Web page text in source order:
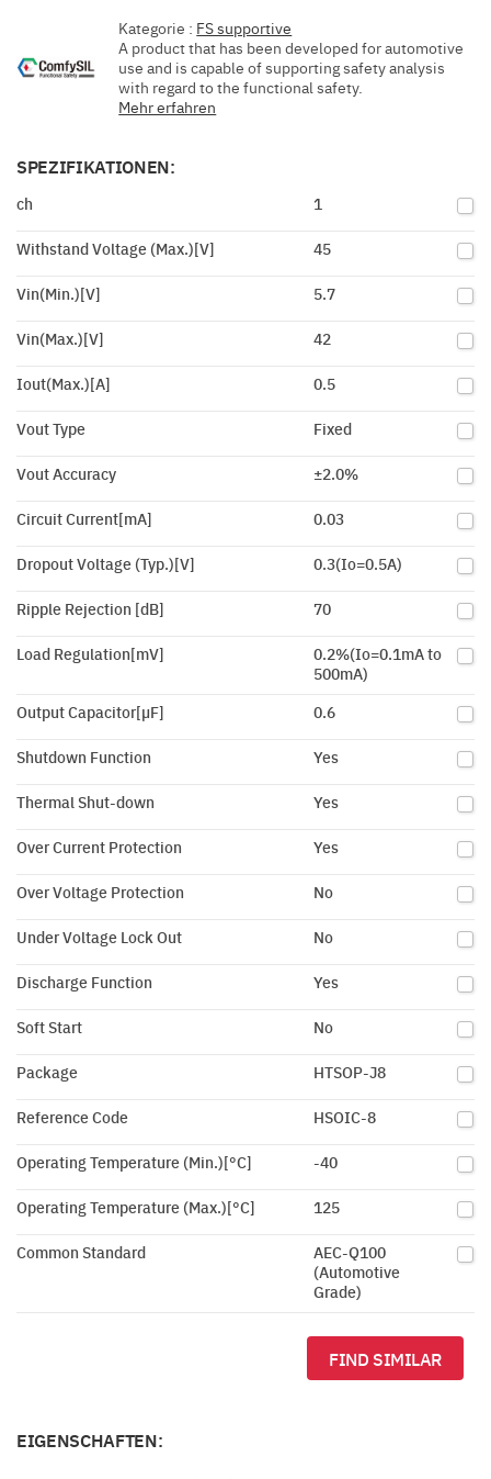
Kategorie : FS supportive
A product that has been developed for automotive
use and is capable of supporting safety analysis
with regard to the functional safety.
Mehr erfahren
SPEZIFIKATIONEN:
ch 1
Withstand Voltage (Max.)[V] 45
Vin(Min.)[V] 5.7
Vin(Max.)[V] 42
Iout(Max.)[A] 0.5
Vout Type Fixed
Vout Accuracy ±2.0%
Circuit Current[mA] 0.03
Dropout Voltage (Typ.)[V] 0.3(Io=0.5A)
Ripple Rejection [dB] 70
Load Regulation[mV]
0.2%(Io=0.1mA to
500mA)
Output Capacitor[µF]
0.6
Shutdown Function Yes
Thermal Shut-down Yes
Over Current Protection Yes
Over Voltage Protection No
Under Voltage Lock Out No
Discharge Function Yes
Soft Start No
Package HTSOP-J8
Reference Code HSOIC-8
Operating Temperature (Min.)[°C] -40
Operating Temperature (Max.)[°C] 125
Common Standard
AEC-Q100
(Automotive
Grade)
FIND SIMILAR
EIGENSCHAFTEN: